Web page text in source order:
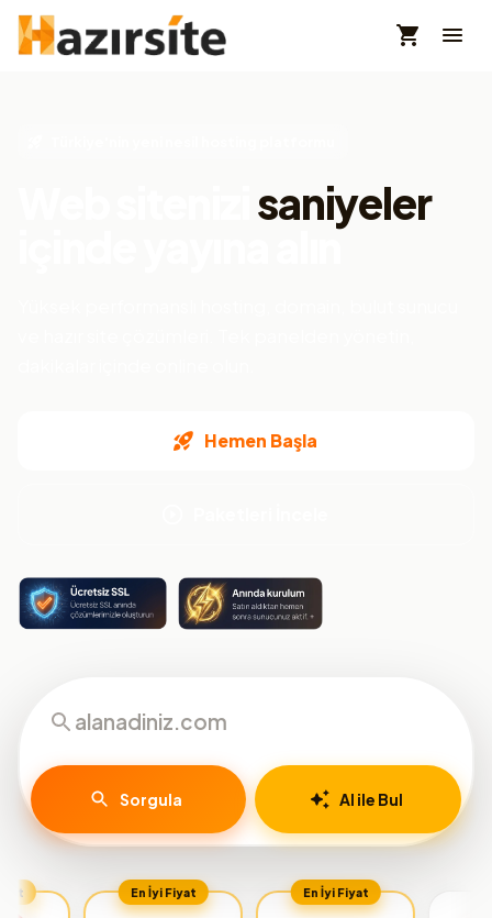
saniyeler
içinde yayına alın
Hemen Başla
Sorgula AI ile Bul
En İyi Fiyat En İyi Fiyat